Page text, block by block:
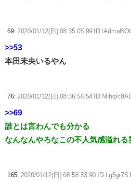
69: 2020/01/12(日) 08:35:05.99
>>53
本田未央いるやん
76: 2020/01/12(日) 08:36:56.54 ID:Mihq/
>>69
誰とは言わんでも分かる
なんなんやろなこの不人気感溢れる
165: 2020/01/12(日) 08:58:53.90